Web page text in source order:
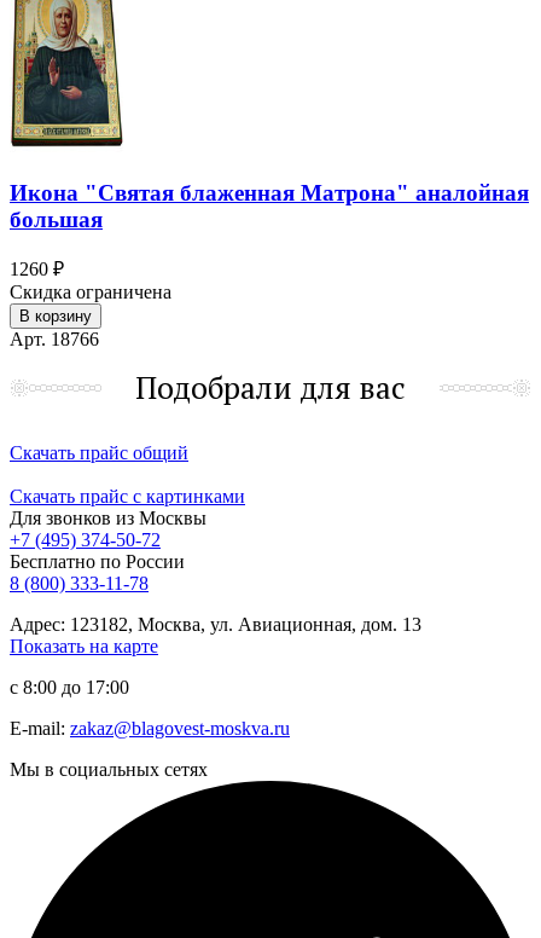
Икона "Святая блаженная Матрона" аналойная
большая
1260 ₽
Скидка ограничена
В корзину
Арт. 18766
Подобрали для вас
Скачать прайс общий
Скачать прайс с картинками
Для звонков из Москвы
+7 (495) 374-50-72
Бесплатно по России
8 (800) 333-11-78
Адрес: 123182, Москва, ул. Авиационная, дом. 13
Показать на карте
с 8:00 до 17:00
E-mail: zakaz@blagovest-moskva.ru
Мы в социальных сетях